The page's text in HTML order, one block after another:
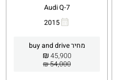
Audi Q-7
2015
מחיר buy and drive
45,900
₪
54,000 ₪
Whatsapp